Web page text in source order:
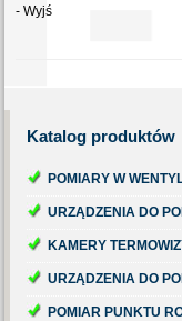
- Wyjś
Katalog produktów
POMIARY W
URZĄDZENIA DO
KAMERY
URZĄDZENIA DO
POMIAR PUNKTU